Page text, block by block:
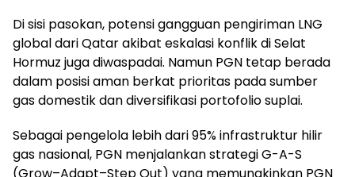
Di sisi pasokan, potensi gangguan pengiriman LNG
global dari Qatar akibat eskalasi konflik di Selat
Hormuz juga diwaspadai. Namun PGN tetap berada
dalam posisi aman berkat prioritas pada sumber
gas domestik dan diversifikasi portofolio suplai.
Sebagai pengelola lebih dari 95% infrastruktur hilir
gas nasional, PGN menjalankan strategi G-A-S